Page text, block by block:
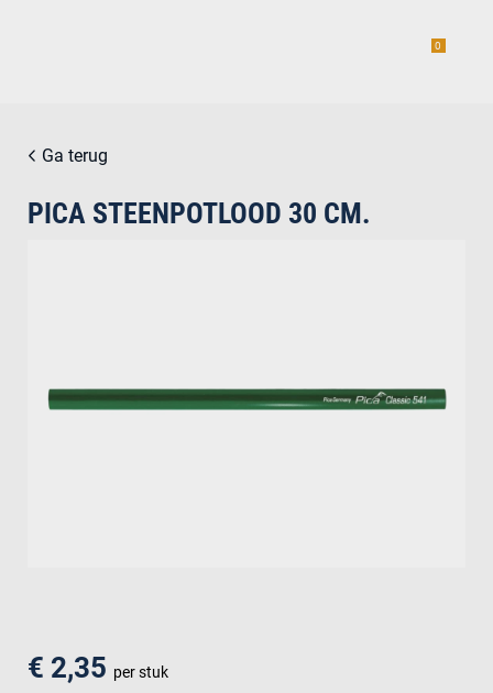
0
Ga terug
€ 2,35 per stuk
PICA STEENPOTLOOD 30 CM.